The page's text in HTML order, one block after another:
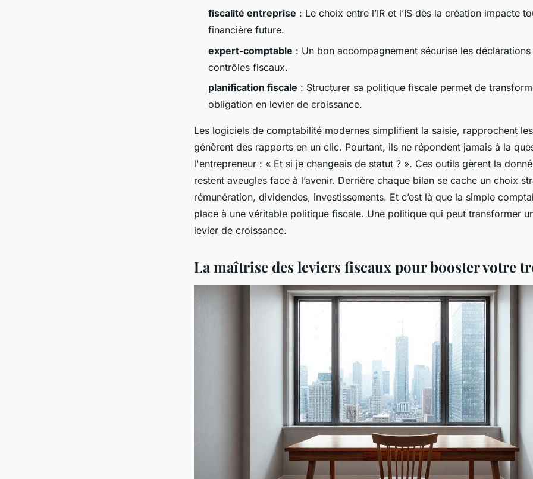
fiscalité entreprise : Le choix entre l’IR et l’IS dès la création impacte
financière future.
expert-comptable : Un bon accompagnement sécurise les
contrôles fiscaux.
planification fiscale : Structurer sa politique fiscale permet de
obligation en levier de croissance.
Les logiciels de comptabilité modernes simplifient la saisie, rapprochent
génèrent des rapports en un clic. Pourtant, ils ne répondent jamais à la
l'entrepreneur : « Et si je changeais de statut ? ». Ces outils gèrent la
restent aveugles face à l’avenir. Derrière chaque bilan se cache un choix
rémunération, dividendes, investissements. Et c’est là que la simple
place à une véritable politique fiscale. Une politique qui peut transformer
levier de croissance.
La maîtrise des leviers fiscaux pour booster votre